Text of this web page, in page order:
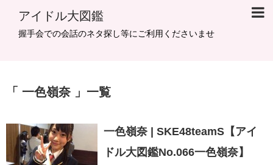
アイドル大図鑑
握手会での会話のネタ探し等にご利用くださいませ
一色嶺奈 一覧
一色嶺奈 | SKE48teamS【アイ
ドル大図鑑No.066一色嶺奈】